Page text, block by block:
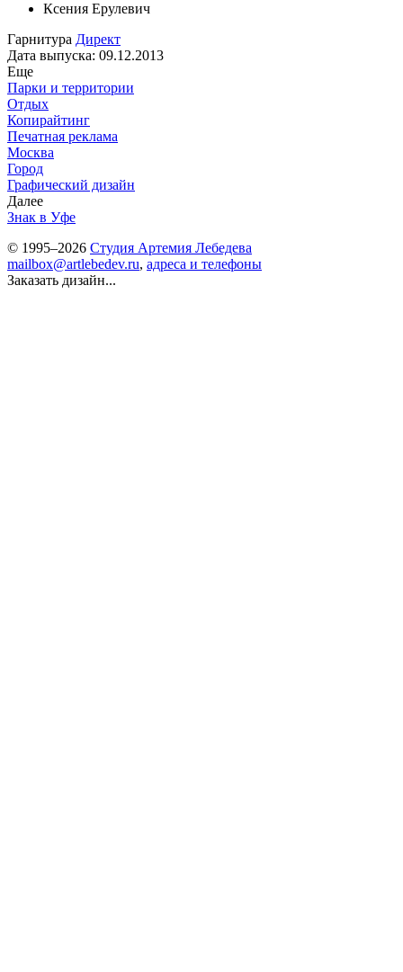
Ксения Ерулевич
Гарнитура Директ
Дата выпуска: 09.12.2013
Еще
Парки и территории
Отдых
Копирайтинг
Печатная реклама
Москва
Город
Графический дизайн
Далее
Знак в Уфе
© 1995–2026 Студия Артемия Лебедева
mailbox@artlebedev.ru, адреса и телефоны
Заказать дизайн...